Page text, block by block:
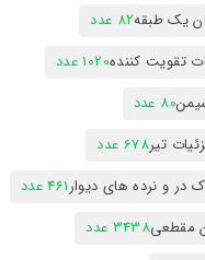
یک طبقه82 عدد
تقویت کننده1020 عدد
80 عدد
تیر678 عدد
در و نرده های دیوار461 عدد
مقطعی3438 عدد